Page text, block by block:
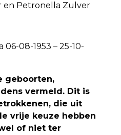
en Petronella Zulver
06-08-1953 – 25-10-
geboorten,
vermeld. Dit is
die uit
vrije keuze hebben
of niet ter